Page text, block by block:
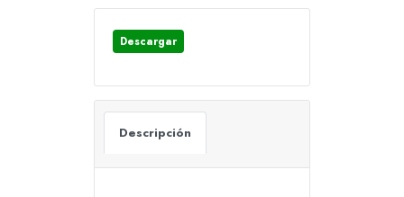
Descargar
Descripción